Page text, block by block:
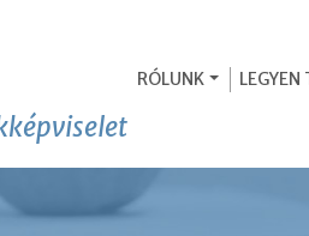
RÓLUNK LEGYEN